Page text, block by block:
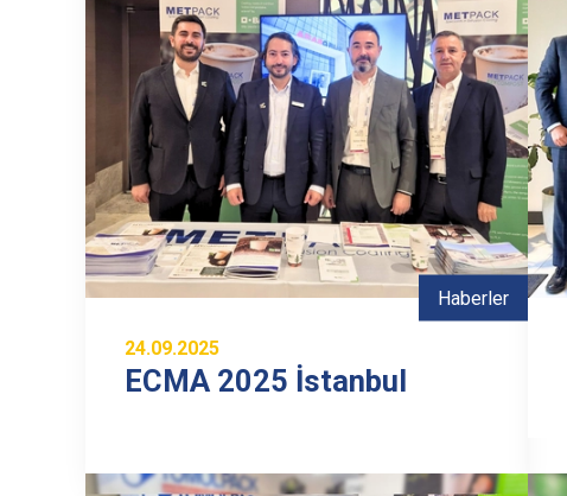
Haberler
24.09.2025
ECMA 2025 İstanbul